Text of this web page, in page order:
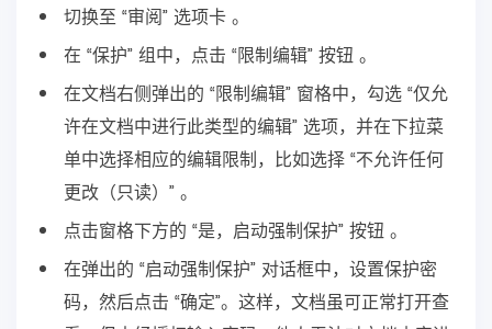
切换至 “审阅” 选项卡 。
在 “保护” 组中，点击 “限制编辑” 按钮 。
在文档右侧弹出的 “限制编辑” 窗格中，勾选 “仅允
许在文档中进行此类型的编辑” 选项，并在下拉菜
单中选择相应的编辑限制，比如选择 “不允许任何
更改（只读）” 。
点击窗格下方的 “是，启动强制保护” 按钮 。
在弹出的 “启动强制保护” 对话框中，设置保护密
码，然后点击 “确定”。这样，文档虽可正常打开查